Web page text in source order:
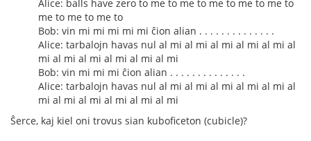
Alice: balls have zero to me to me to me to me to me to
me to me to me to
Bob: vin mi mi mi mi mi ĉion alian . . . . . . . . . . . . . .
Alice: tarbalojn havas nul al mi al mi al mi al mi al mi al
mi al mi al mi al mi al mi al mi
Bob: vin mi mi mi ĉion alian . . . . . . . . . . . . . .
Alice: tarbalojn havas nul al mi al mi al mi al mi al mi al
mi al mi al mi al mi al mi al mi
Ŝerce, kaj kiel oni trovus sian kuboficeton (cubicle)?